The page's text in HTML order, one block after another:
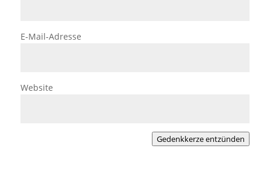
E-Mail-Adresse
Website
Gedenkkerze entzünden